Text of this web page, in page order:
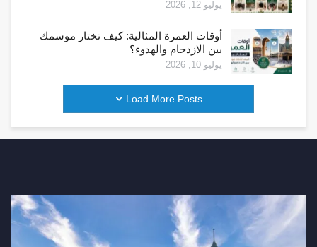
يوليو 12, 2026
أوقات العمرة المثالية: كيف تختار موسمك
بين الازدحام والهدوء؟
يوليو 10, 2026
Load More Posts